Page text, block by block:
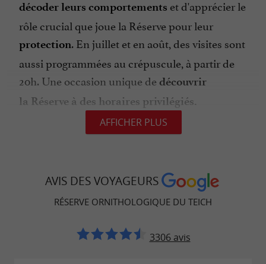
décoderleurs comportements et d'apprécier le
rôle crucial que joue la Réserve pour leur
protection. En juillet et en août, des visites sont
aussi programmées au crépuscule, à partir de
20h. Une occasion unique de découvrir
la Réserve à des horaires privilégiés.
Tous les visiteurs seront équipés dejumelles
autofocuspour une meilleureobservation
heures, assurant uneimmersioncomplète
AFFICHER PLUS
AVIS DES VOYAGEURS
RÉSERVE ORNI­THOLOGIQUE DU TEICH
3306 avis